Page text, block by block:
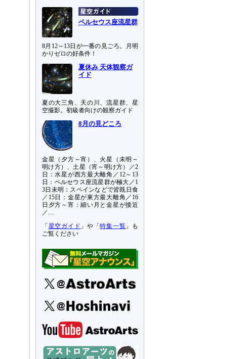
ペルセウス座流星群
8月12～13日が一番の見ごろ。月明
かりゼロの好条件！
夏休み 天体観察ガ
イド
夏の大三角、天の川、流星群、星
空撮影。初級者向けの観察ガイド
8月の見どころ
金星（夕方～宵）、火星（未明～
明け方）、土星（宵～明け方）／2
日：水星が西方最大離角／12～13
日：ペルセウス座流星群が極大／1
3日未明：スペインなどで皆既日食
／15日：金星が東方最大離角／16
日夕方～宵：細い月と金星が接近
／…
「 星空ガイド 」や「特集一覧 」も
ご覧ください